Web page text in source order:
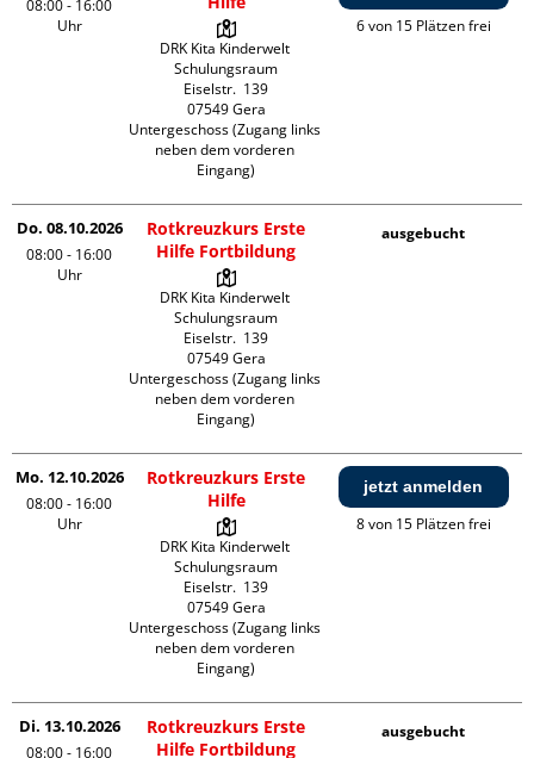
08:00 - 16:00
Uhr
DRK Kita Kinderwelt
Schulungsraum
Eiselstr.  139
07549 Gera
Untergeschoss (Zugang links
neben dem vorderen
Eingang)
6 von 15 Plätzen frei
Do. 08.10.2026
08:00 - 16:00
Uhr
Rotkreuzkurs Erste
Hilfe Fortbildung
DRK Kita Kinderwelt
Schulungsraum
Eiselstr.  139
07549 Gera
Untergeschoss (Zugang links
neben dem vorderen
Eingang)
ausgebucht
Mo. 12.10.2026
08:00 - 16:00
Uhr
Rotkreuzkurs Erste
Hilfe
DRK Kita Kinderwelt
Schulungsraum
Eiselstr.  139
07549 Gera
Untergeschoss (Zugang links
neben dem vorderen
Eingang)
jetzt anmelden
8 von 15 Plätzen frei
Di. 13.10.2026
08:00 - 16:00
Rotkreuzkurs Erste
Hilfe Fortbildung
ausgebucht